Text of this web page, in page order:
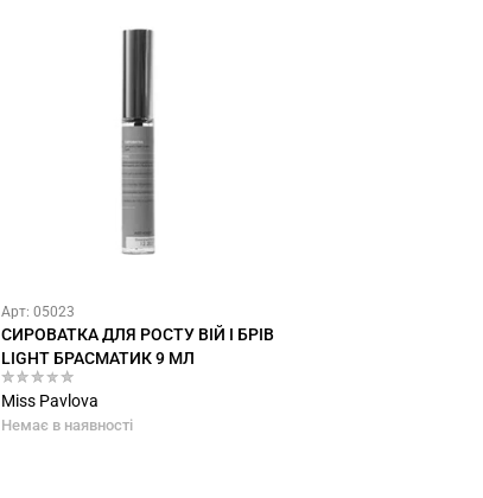
Арт: 05023
СИРОВАТКА ДЛЯ РОСТУ ВІЙ І БРІВ
LIGHT БРАСМАТИК 9 МЛ
Miss Pavlova
Немає в наявності